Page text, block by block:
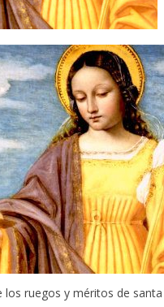
los ruegos y méritos de santa